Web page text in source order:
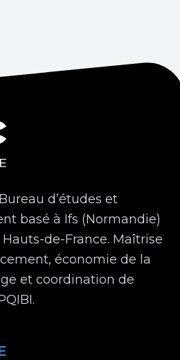
d’études et
basé à Ifs (Normandie)
de-France. Maîtrise
économie de la
et coordination de